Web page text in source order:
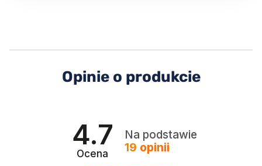
Opinie o produkcie
4.7
Ocena
Na podstawie
19 opinii